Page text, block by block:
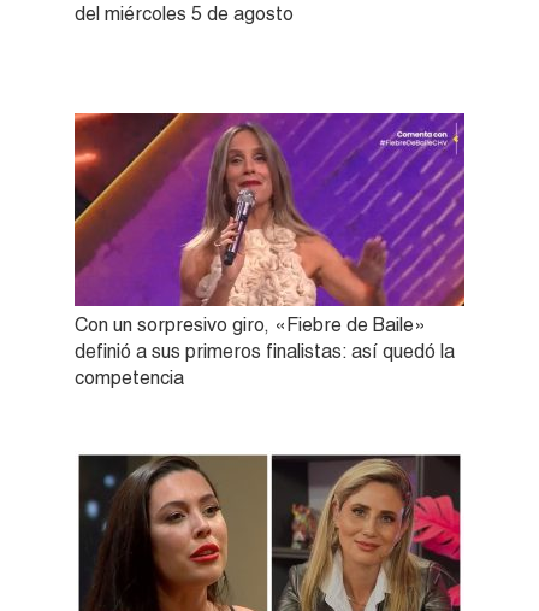
del miércoles 5 de agosto
Con un sorpresivo giro, «Fiebre de Baile»
definió a sus primeros finalistas: así quedó la
competencia